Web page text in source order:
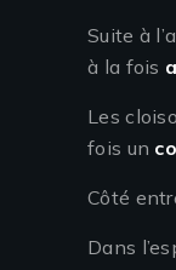
Suite à
à la fois
Les
fois un
Côté
Dans